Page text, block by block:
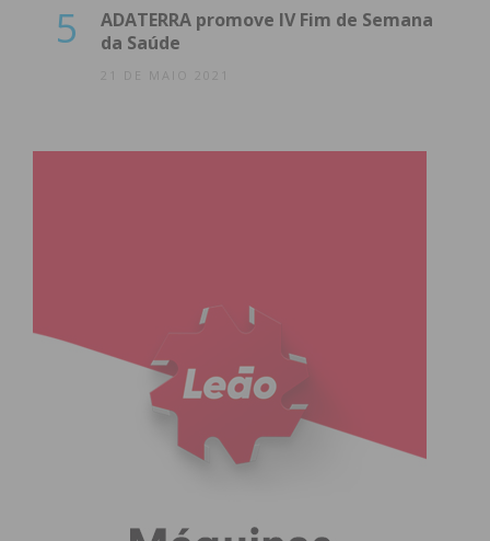
5
ADATERRA promove IV Fim de Semana
da Saúde
21 DE MAIO 2021